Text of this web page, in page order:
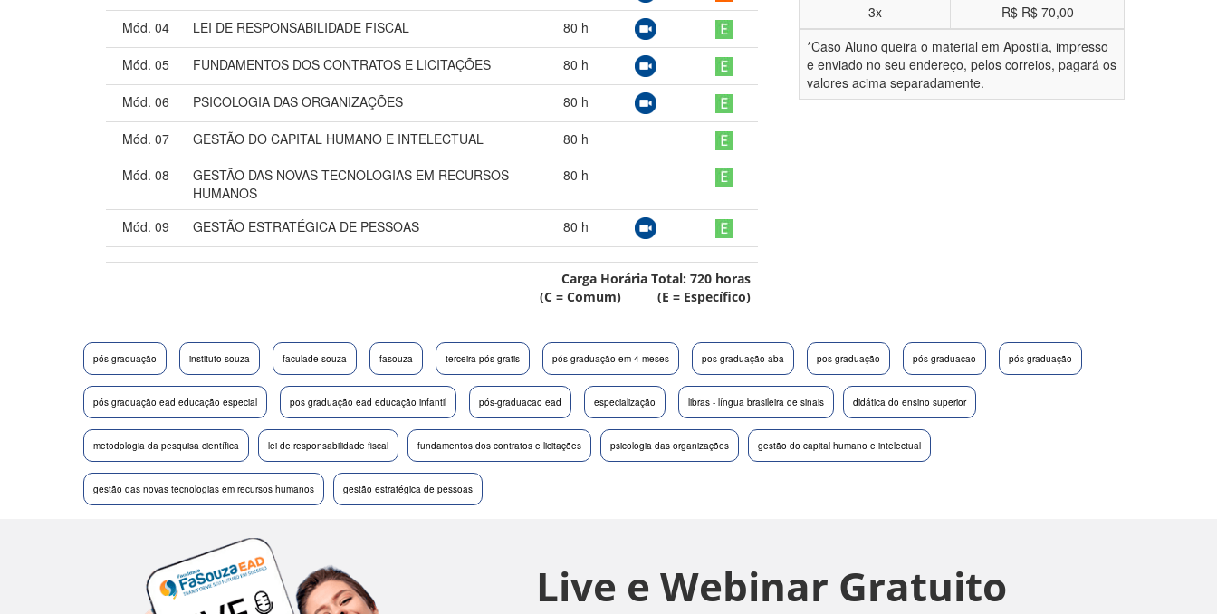
Mód. 04 LEI DE RESPONSABILIDADE FISCAL 80 h
Mód. 05 FUNDAMENTOS DOS CONTRATOS E LICITAÇÕES 80 h
Mód. 06 PSICOLOGIA DAS ORGANIZAÇÕES 80 h
Mód. 07 GESTÃO DO CAPITAL HUMANO E INTELECTUAL 80 h
Mód. 08
GESTÃO DAS NOVAS TECNOLOGIAS EM RECURSOS
HUMANOS
80 h
Mód. 09 GESTÃO ESTRATÉGICA DE PESSOAS 80 h
Carga Horária Total: 720 horas
(C = Comum) (E = Específico)
3x
R$ R$ 70,00
*Caso Aluno queira o material em Apostila, impresso
e enviado no seu endereço, pelos correios, pagará os
valores acima separadamente.
pós-graduação instituto souza faculade souza fasouza terceira pós gratis pós graduação em 4 meses pos graduação aba pos graduação pós graduacao pós-graduação
pós graduação ead educação especial pos graduação ead educação infantil pós-graduacao ead especialização libras - língua brasileira de sinais didática do ensino superior
metodologia da pesquisa científica lei de responsabilidade fiscal fundamentos dos contratos e licitações psicologia das organizações gestão do capital humano e intelectual
gestão das novas tecnologias em recursos humanos gestão estratégica de pessoas
Live e Webinar Gratuito